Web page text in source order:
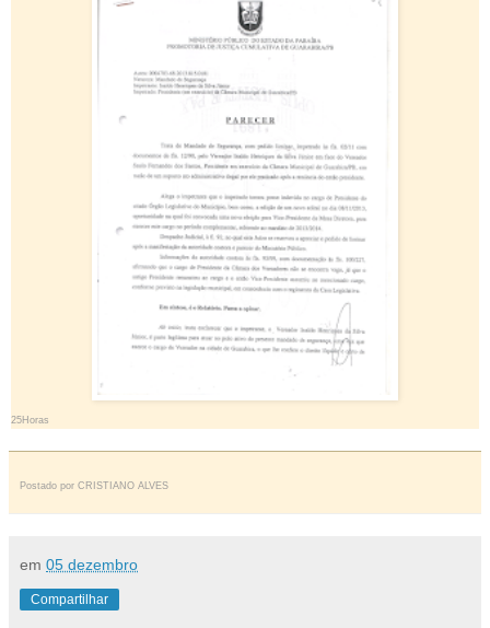
25Horas
Postado por CRISTIANO ALVES
em 05 dezembro
Compartilhar